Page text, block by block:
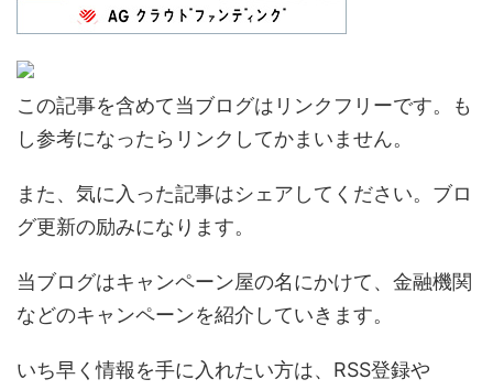
この記事を含めて当ブログはリンクフリーです。も
し参考になったらリンクしてかまいません。
また、気に入った記事はシェアしてください。ブロ
グ更新の励みになります。
当ブログはキャンペーン屋の名にかけて、金融機関
などのキャンペーンを紹介していきます。
いち早く情報を手に入れたい方は、RSS登録や